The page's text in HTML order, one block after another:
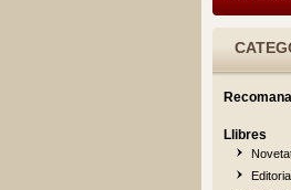
Llibres